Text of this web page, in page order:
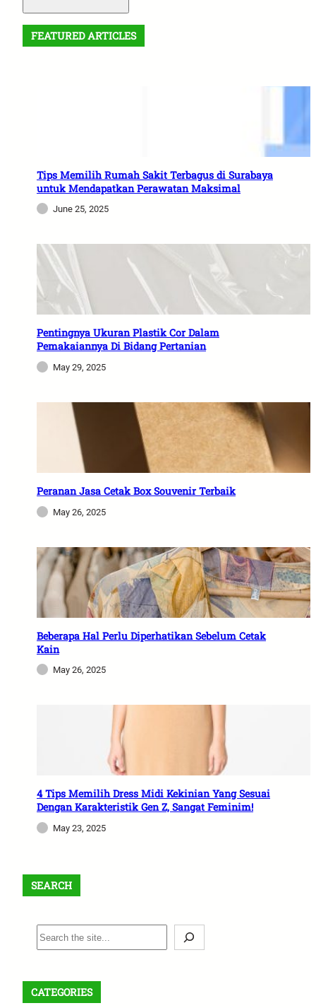
FEATURED ARTICLES
Tips Memilih Rumah Sakit Terbagus di Surabaya
untuk Mendapatkan Perawatan Maksimal
June 25, 2025
Pentingnya Ukuran Plastik Cor Dalam
Pemakaiannya Di Bidang Pertanian
May 29, 2025
Peranan Jasa Cetak Box Souvenir Terbaik
May 26, 2025
Beberapa Hal Perlu Diperhatikan Sebelum Cetak
Kain
May 26, 2025
4 Tips Memilih Dress Midi Kekinian Yang Sesuai
Dengan Karakteristik Gen Z, Sangat Feminim!
May 23, 2025
SEARCH
S
e
r
c
CATEGORIES